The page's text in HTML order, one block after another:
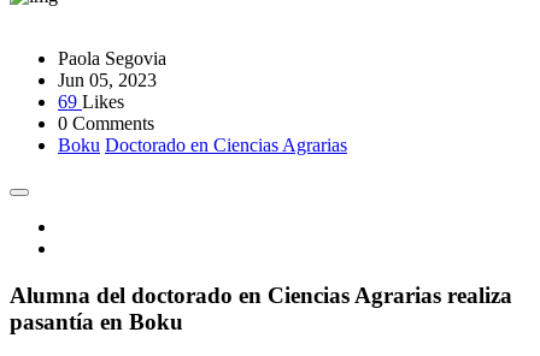
Paola Segovia
Jun 05, 2023
69 Likes
0 Comments
Boku Doctorado en Ciencias Agrarias
Alumna del doctorado en Ciencias Agrarias realiza
pasantía en Boku